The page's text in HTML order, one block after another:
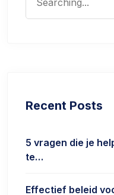
for:
Recent Posts
5 vragen die je
te…
Effectief beleid